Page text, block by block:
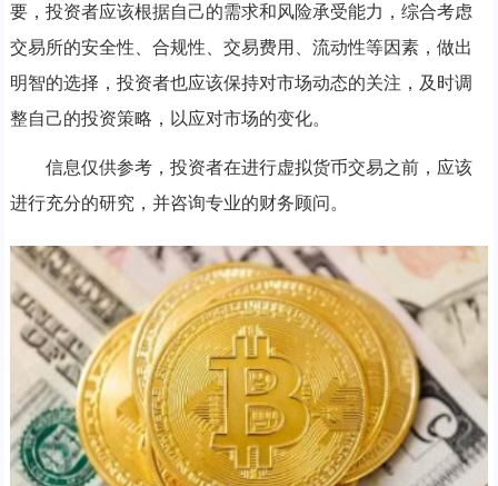
要，投资者应该根据自己的需求和风险承受能力，综合考虑
交易所的安全性、合规性、交易费用、流动性等因素，做出
明智的选择，投资者也应该保持对市场动态的关注，及时调
整自己的投资策略，以应对市场的变化。
信息仅供参考，投资者在进行虚拟货币交易之前，应该
进行充分的研究，并咨询专业的财务顾问。